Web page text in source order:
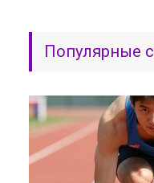
Популярные